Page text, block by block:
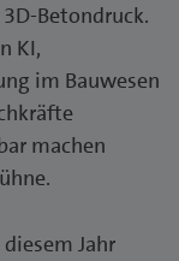
Betondruck.
KI,
im Bauwesen
machen
Jahr